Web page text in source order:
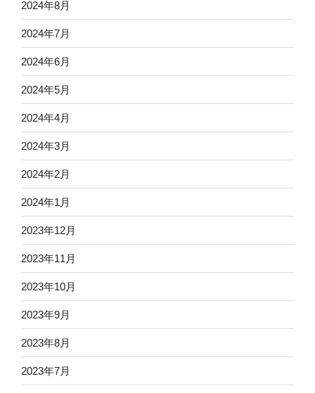
2024年8月
2024年7月
2024年6月
2024年5月
2024年4月
2024年3月
2024年2月
2024年1月
2023年12月
2023年11月
2023年10月
2023年9月
2023年8月
2023年7月